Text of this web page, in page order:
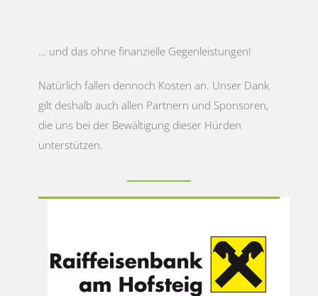
… und das ohne finanzielle Gegenleistungen!
Natürlich fallen dennoch Kosten an. Unser Dank
gilt deshalb auch allen Partnern und Sponsoren,
die uns bei der Bewältigung dieser Hürden
unterstützen.